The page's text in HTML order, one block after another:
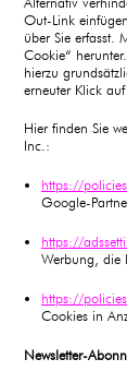
Out-Link
über Sie erfasst.
Cookie“
hierzu
erneuter Klick
Hier finden Sie
Inc.:
https://
Google-
https://
Werbung, die
https://
Cookies in
Newsletter-